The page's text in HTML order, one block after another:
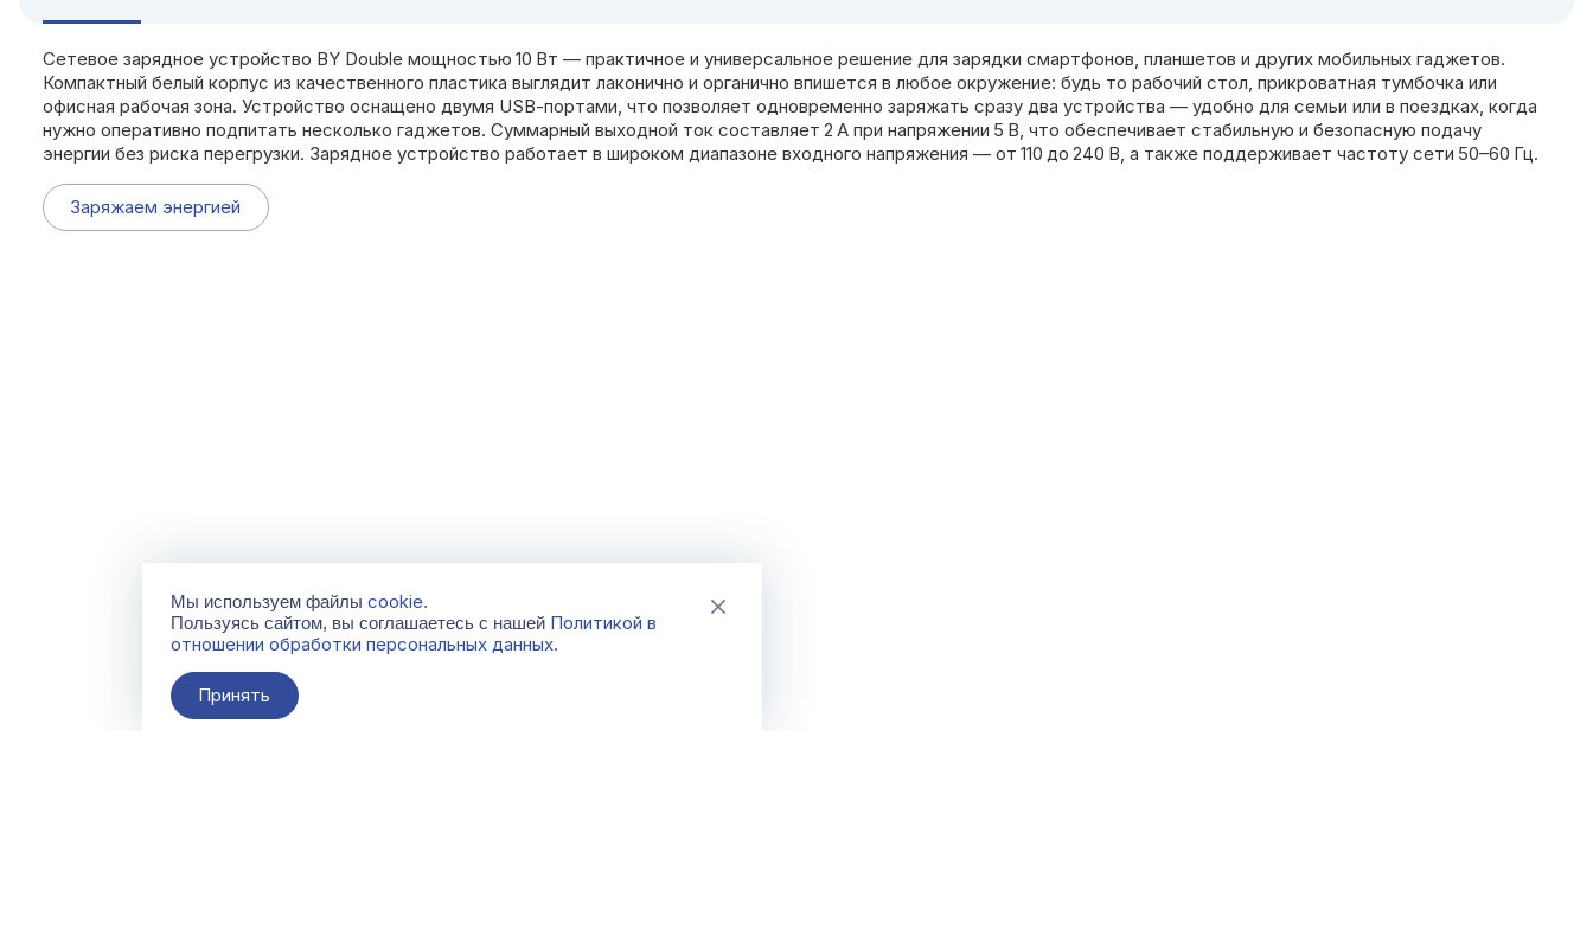
Сетевое зарядное устройство BY Double мощностью 10 Вт — практичное и универсальное решение для зарядки смартфонов, планшетов и других мобильных гаджетов.
Компактный белый корпус из качественного пластика выглядит лаконично и органично впишется в любое окружение: будь то рабочий стол, прикроватная тумбочка или
офисная рабочая зона. Устройство оснащено двумя USB‑портами, что позволяет одновременно заряжать сразу два устройства — удобно для семьи или в поездках, когда
нужно оперативно подпитать несколько гаджетов. Суммарный выходной ток составляет 2 А при напряжении 5 В, что обеспечивает стабильную и безопасную подачу
энергии без риска перегрузки. Зарядное устройство работает в широком диапазоне входного напряжения — от 110 до 240 В, а также поддерживает частоту сети 50–60 Гц.
Заряжаем энергией
Мы используем файлы cookie.
Пользуясь сайтом, вы соглашаетесь с нашей Политикой в
отношении обработки персональных данных.
Принять